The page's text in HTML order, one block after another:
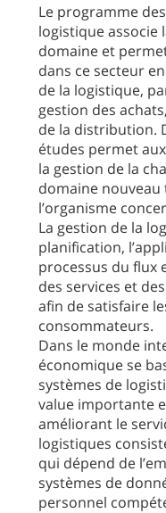
Le programme
logistique associe
domaine et
dans ce secteur
de la logistique,
gestion des
de la distribution.
études permet
la gestion de la
domaine
l’organisme
La gestion de la
planification,
processus du flux
des services et
afin de satisfaire
consommateurs.
Dans le monde
économique se
systèmes de
value importante
améliorant le
logistiques
qui dépend de
systèmes de
personnel